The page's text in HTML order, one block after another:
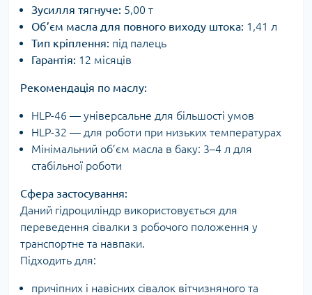
Зусилля тягнуче: 5,00 т
Об’єм масла для повного виходу штока: 1,41 л
Тип кріплення: під палець
Гарантія: 12 місяців
Рекомендація по маслу:
HLP-46 — універсальне для більшості умов
HLP-32 — для роботи при низьких температурах
Мінімальний об’єм масла в баку: 3–4 л для
стабільної роботи
Сфера застосування:
Даний гідроциліндр використовується для
переведення сівалки з робочого положення у
транспортне та навпаки.
Підходить для:
причіпних і навісних сівалок вітчизняного та